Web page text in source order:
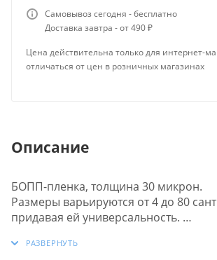
Самовывоз сегодня - бесплатно
Доставка завтра - от 490 ₽
Цена действительна только для интернет-
отличаться от цен в розничных магазинах
Описание
БОПП-пленка, толщина 30 микрон.
Размеры варьируются от 4 до 80
придавая ей универсальность.
эффектным блеском.